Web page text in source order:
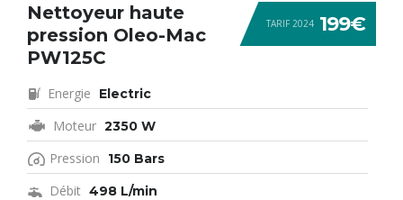
TARIF 2024 199€
Nettoyeur haute
pression Oleo-Mac
PW125C
Energie Electric
Moteur 2350 W
Pression 150 Bars
Débit 498 L/min